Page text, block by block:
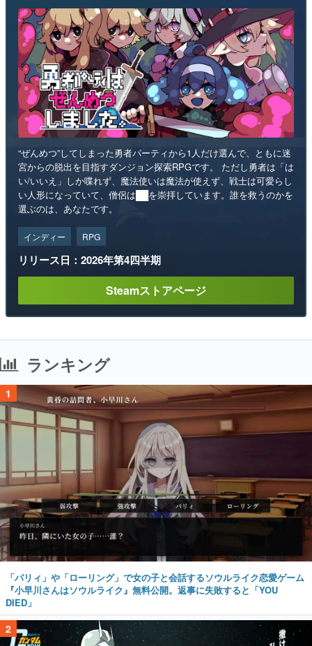
“ぜんめつ”してしまった勇者パーティから1人だけ選んで、ともに迷
宮からの脱出を目指すダンジョン探索RPGです。 ただし勇者は「は
い/いいえ」しか喋れず、魔法使いは魔法が使えず、戦士は可愛らし
い人形になっていて、僧侶は██を崇拝しています。誰を救うのかを
選ぶのは、あなたです。
インディー RPG
リリース日：2026年第4四半期
Steamストアページ
ランキング
1
「パリィ」や「ローリング」で女の子と会話するソウルライク恋愛ゲーム
『小早川さんはソウルライク』無料公開。返事に失敗すると「YOU
DIED」
2